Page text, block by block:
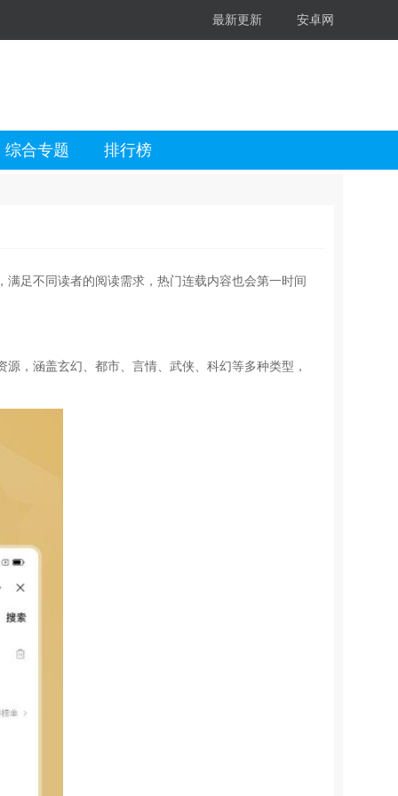
最新更新 安卓网
综合专题 排行榜
足不同读者的阅读需求，热门连载内容也会第一时间
，涵盖玄幻、都市、言情、武侠、科幻等多种类型，